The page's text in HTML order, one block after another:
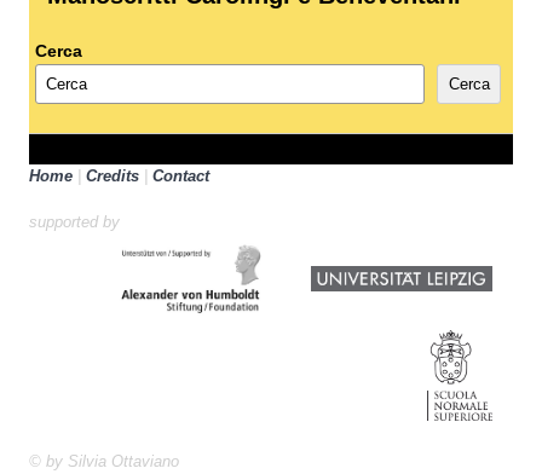
Cerca
Cerca
Home Credits Contact
supported by
© by Silvia Ottaviano